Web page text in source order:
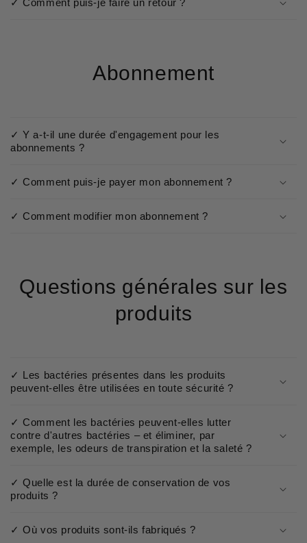
✓ Comment puis-je faire un retour ?
Abonnement
✓ Y a-t-il une durée d'engagement pour les
abonnements ?
✓ Comment puis-je payer mon abonnement ?
✓ Comment modifier mon abonnement ?
Questions générales sur les
produits
✓ Les bactéries présentes dans les produits
peuvent-elles être utilisées en toute sécurité ?
✓ Comment les bactéries peuvent-elles lutter
contre d'autres bactéries – et éliminer, par
exemple, les odeurs de transpiration et la saleté ?
✓ Quelle est la durée de conservation de vos
produits ?
✓ Où vos produits sont-ils fabriqués ?